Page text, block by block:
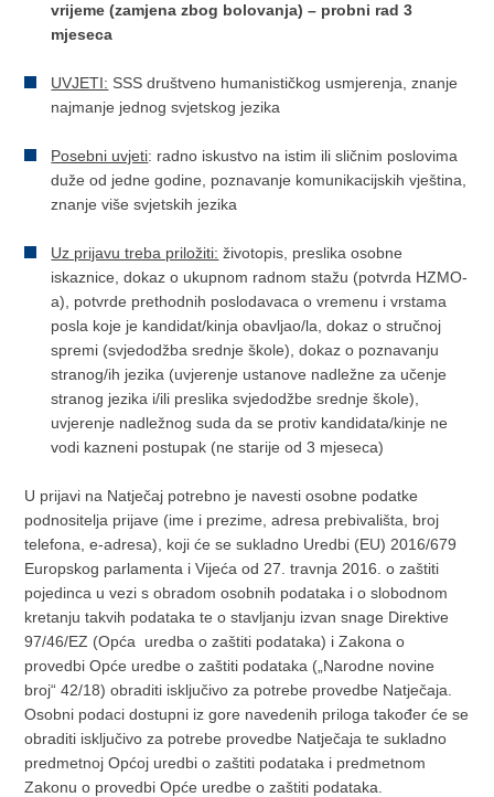
vrijeme (zamjena zbog bolovanja) – probni rad 3
mjeseca
UVJETI: SSS društveno humanističkog usmjerenja, znanje
najmanje jednog svjetskog jezika
Posebni uvjeti: radno iskustvo na istim ili sličnim poslovima
duže od jedne godine, poznavanje komunikacijskih vještina,
znanje više svjetskih jezika
Uz prijavu treba priložiti: životopis, preslika osobne
iskaznice, dokaz o ukupnom radnom stažu (potvrda HZMO-
a), potvrde prethodnih poslodavaca o vremenu i vrstama
posla koje je kandidat/kinja obavljao/la, dokaz o stručnoj
spremi (svjedodžba srednje škole), dokaz o poznavanju
stranog/ih jezika (uvjerenje ustanove nadležne za učenje
stranog jezika i/ili preslika svjedodžbe srednje škole),
uvjerenje nadležnog suda da se protiv kandidata/kinje ne
vodi kazneni postupak (ne starije od 3 mjeseca)
U prijavi na Natječaj potrebno je navesti osobne podatke
podnositelja prijave (ime i prezime, adresa prebivališta, broj
telefona, e-adresa), koji će se sukladno Uredbi (EU) 2016/679
Europskog parlamenta i Vijeća od 27. travnja 2016. o zaštiti
pojedinca u vezi s obradom osobnih podataka i o slobodnom
kretanju takvih podataka te o stavljanju izvan snage Direktive
97/46/EZ (Opća uredba o zaštiti podataka) i Zakona o
provedbi Opće uredbe o zaštiti podataka („Narodne novine
broj“ 42/18) obraditi isključivo za potrebe provedbe Natječaja.
Osobni podaci dostupni iz gore navedenih priloga također će se
obraditi isključivo za potrebe provedbe Natječaja te sukladno
predmetnoj Općoj uredbi o zaštiti podataka i predmetnom
Zakonu o provedbi Opće uredbe o zaštiti podataka.